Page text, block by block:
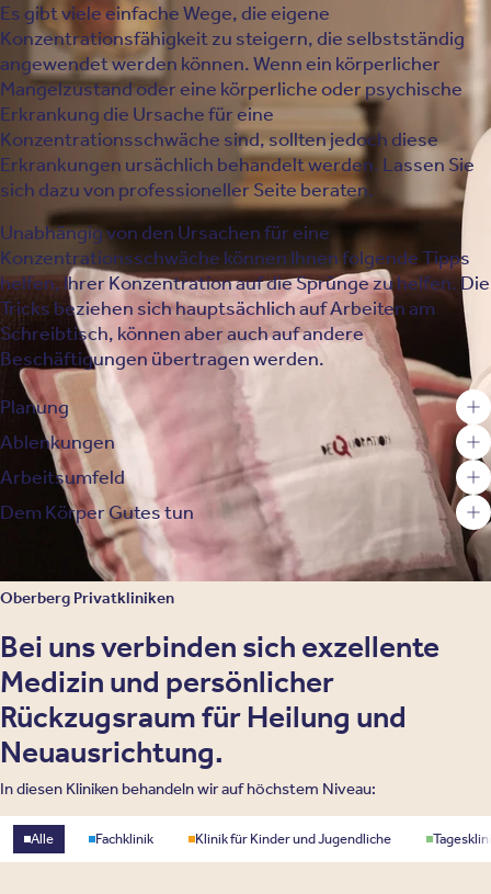
Es gibt viele einfache Wege, die eigene
Konzentrationsfähigkeit zu steigern, die selbstständig
angewendet werden können. Wenn ein körperlicher
Mangelzustand oder eine körperliche oder psychische
Erkrankung die Ursache für eine
Konzentrationsschwäche sind, sollten jedoch diese
Erkrankungen ursächlich behandelt werden. Lassen Sie
sich dazu von professioneller Seite beraten.
Unabhängig von den Ursachen für eine
Konzentrationsschwäche können Ihnen folgende Tipps
helfen, Ihrer Konzentration auf die Sprünge zu helfen. Die
Tricks beziehen sich hauptsächlich auf Arbeiten am
Schreibtisch, können aber auch auf andere
Beschäftigungen übertragen werden.
Planung
Ablenkungen
Arbeitsumfeld
Dem Körper Gutes tun
Oberberg Privatkliniken
Bei uns verbinden sich exzellente
Medizin und persönlicher
Rückzugsraum für Heilung und
Neuausrichtung.
In diesen Kliniken behandeln wir auf höchstem Niveau:
Standorttyp
Alle Fachklinik Klinik für Kinder und Jugendliche